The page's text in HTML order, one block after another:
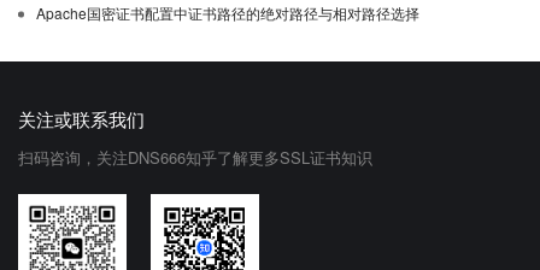
Apache国密证书配置中证书路径的绝对路径与相对路径选择
关注或联系我们
扫码咨询，关注DNS666知乎了解更多SSL证书知识